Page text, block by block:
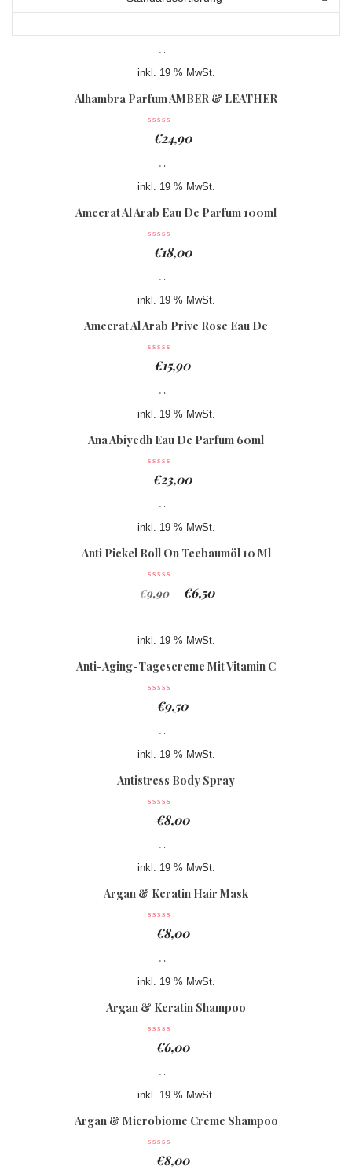
inkl. 19 % MwSt.
Alhambra Parfum AMBER & LEATHER
Eau De Parfum 100ml
€24,90
inkl. 19 % MwSt.
Ameerat Al Arab Eau De Parfum 100ml
€18,00
inkl. 19 % MwSt.
Ameerat Al Arab Prive Rose Eau De
Parfum 100ml
€15,90
inkl. 19 % MwSt.
Ana Abiyedh Eau De Parfum 60ml
€23,00
inkl. 19 % MwSt.
Anti Pickel Roll On Teebaumöl 10 Ml
€9,90 €6,50
inkl. 19 % MwSt.
Anti-Aging-Tagescreme Mit Vitamin C
€9,50
inkl. 19 % MwSt.
Antistress Body Spray
€8,00
inkl. 19 % MwSt.
Argan & Keratin Hair Mask
€8,00
inkl. 19 % MwSt.
Argan & Keratin Shampoo
€6,00
inkl. 19 % MwSt.
Argan & Microbiome Creme Shampoo
€8,00